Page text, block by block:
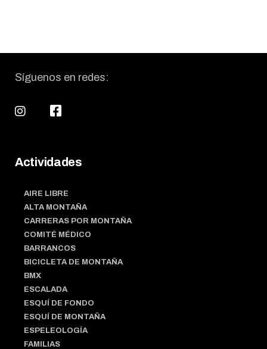
Síguenos en redes:
Actividades
AIRE LIBRE
ALTA MONTAÑA
CARRERAS POR MONTAÑA
COMITÉ MÉDICO
BARRANCOS
BICICLETA DE MONTAÑA
BMX
ESCALADA
ESQUÍ DE FONDO
ESQUÍ DE MONTAÑA
ESPELEOLOGÍA
FAMILIAS